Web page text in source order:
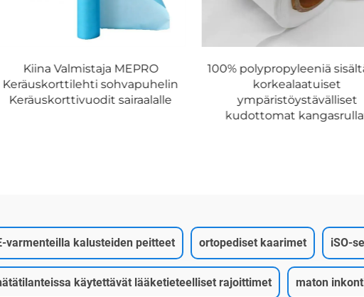
Kiina Valmistaja MEPRO
Keräuskorttilehti sohvapuhelin
Keräuskorttivuodit sairaalalle
100% polypropyleeniä
korkealaatuiset
ympäristöystävälliset
kudottomat
varmenteilla kalusteiden peitteet ortopediset kaarimet iSO-
käytettävät lääketieteelliset rajoittimet maton